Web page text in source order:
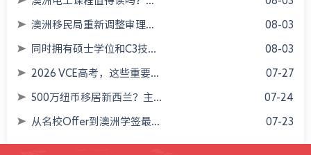
澳洲移民局重新调整审理... 08-03
同时拥有硕士学位和C3技... 08-03
2026 VCE高考，这些重要... 07-27
500万纽币移居新西兰？主... 07-24
从名校Offer到澳洲学签最... 07-23